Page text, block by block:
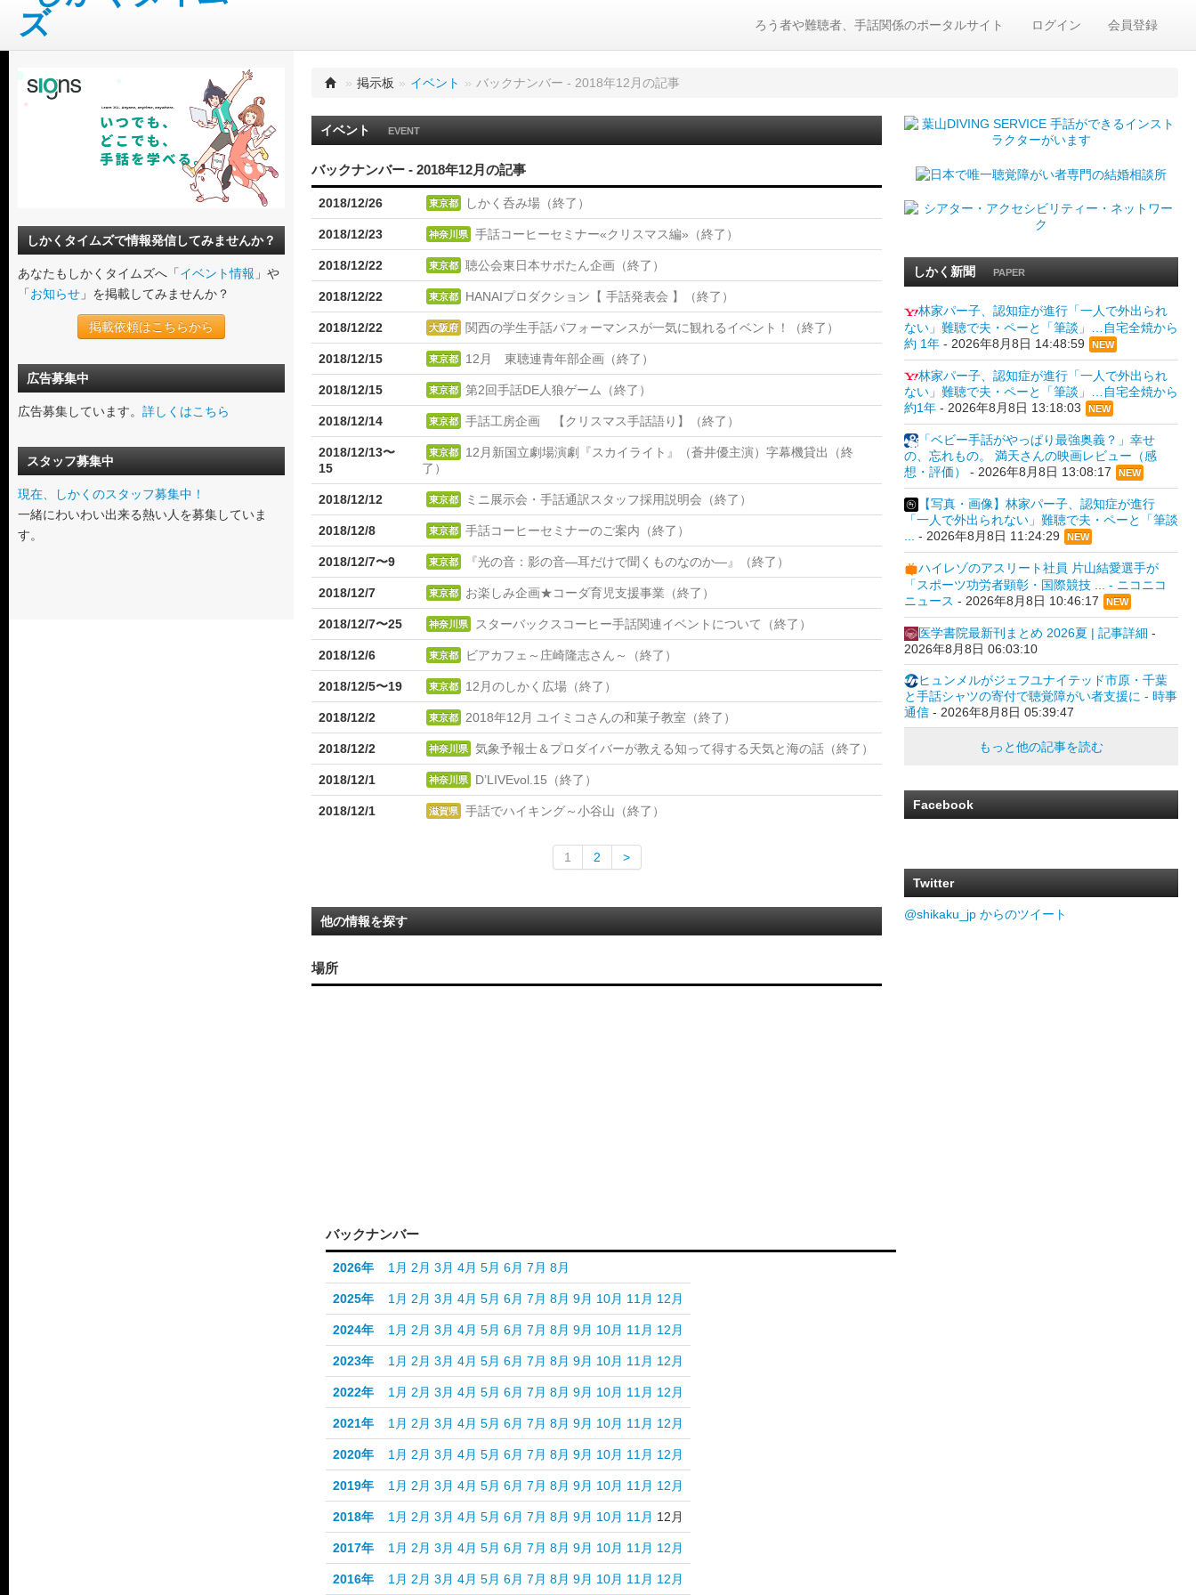
ログイン 会員登録
ろう者や難聴者、手話関係のポータルサイト
しかくタイムズで情報発信してみませんか？
あなたもしかくタイムズへ「イベント情報 」や
「お知らせ 」を掲載してみませんか？
掲載依頼はこちらから
広告募集中
広告募集しています。 詳しくはこちら
スタッフ募集中
現在、しかくのスタッフ募集中！
一緒にわいわい出来る熱い人を募集していま
す。
» 掲示板 » イベント » バックナンバー - 2018年12月の記事
イベント EVENT
バックナンバー - 2018年12月の記事
2018/12/26 東京都 しかく呑み場（終了）
2018/12/23 神奈川県 手話コーヒーセミナー«クリスマス編»（終了）
2018/12/22 東京都 聴公会東日本サポたん企画（終了）
2018/12/22 東京都 HANAIプロダクション【 手話発表会 】（終了）
2018/12/22 大阪府 関西の学生手話パフォーマンスが一気に観れるイベント！（終了）
2018/12/15 東京都 12月 東聴連青年部企画（終了）
2018/12/15 東京都 第2回手話DE人狼ゲーム（終了）
2018/12/14 東京都 手話工房企画 【クリスマス手話語り】（終了）
2018/12/13〜
15
東京都
12月新国立劇場演劇『スカイライト』（蒼井優主演）字幕機貸出（終
了）
2018/12/12 東京都 ミニ展示会・手話通訳スタッフ採用説明会（終了）
2018/12/8 東京都 手話コーヒーセミナーのご案内（終了）
2018/12/7〜9 東京都 『光の音：影の音―耳だけで聞くものなのか―』（終了）
2018/12/7 東京都 お楽しみ企画★コーダ育児支援事業（終了）
2018/12/7〜25 神奈川県 スターバックスコーヒー手話関連イベントについて（終了）
2018/12/6 東京都 ビアカフェ～庄崎隆志さん～（終了）
2018/12/5〜19 東京都 12月のしかく広場（終了）
2018/12/2 東京都 2018年12月 ユイミコさんの和菓子教室（終了）
2018/12/2 神奈川県 気象予報士＆プロダイバーが教える知って得する天気と海の話（終了）
2018/12/1 神奈川県 D’LIVEvol.15（終了）
2018/12/1 滋賀県 手話でハイキング～小谷山（終了）
1 2 >
他の情報を探す
場所
バックナンバー
2026年 1月 2月 3月 4月 5月 6月 7月 8月
2025年 1月 2月 3月 4月 5月 6月 7月 8月 9月 10月 11月 12月
2024年 1月 2月 3月 4月 5月 6月 7月 8月 9月 10月 11月 12月
2023年 1月 2月 3月 4月 5月 6月 7月 8月 9月 10月 11月 12月
2022年 1月 2月 3月 4月 5月 6月 7月 8月 9月 10月 11月 12月
2021年 1月 2月 3月 4月 5月 6月 7月 8月 9月 10月 11月 12月
2020年 1月 2月 3月 4月 5月 6月 7月 8月 9月 10月 11月 12月
2019年 1月 2月 3月 4月 5月 6月 7月 8月 9月 10月 11月 12月
2018年 1月 2月 3月 4月 5月 6月 7月 8月 9月 10月 11月 12月
2017年 1月 2月 3月 4月 5月 6月 7月 8月 9月 10月 11月 12月
2016年 1月 2月 3月 4月 5月 6月 7月 8月 9月 10月 11月 12月
しかく新聞 PAPER
林家パー子、認知症が進行「一人で外出られ
ない」難聴で夫・ペーと「筆談」…自宅全焼から
約 1年- 2026年8月8日 14:48:59 NEW
林家パー子、認知症が進行「一人で外出られ
ない」難聴で夫・ペーと「筆談」…自宅全焼から
約1年- 2026年8月8日 13:18:03 NEW
「ベビー手話がやっぱり最強奥義？」幸せ
の、忘れもの。 満天さんの映画レビュー（感
想・評価）
- 2026年8月8日 13:08:17 NEW
【写真・画像】林家パー子、認知症が進行
「一人で外出られない」難聴で夫・ペーと「筆談
... - 2026年8月8日 11:24:29 NEW
ハイレゾのアスリート社員 片山結愛選手が
「スポーツ功労者顕彰・国際競技 ... - ニコニコ
ニュース - 2026年8月8日 10:46:17 NEW
医学書院最新刊まとめ 2026夏 | 記事詳細 -
2026年8月8日 06:03:10
ヒュンメルがジェフユナイテッド市原・千葉
と手話シャツの寄付で聴覚障がい者支援に - 時事
通信- 2026年8月8日 05:39:47
もっと他の記事を読む
Facebook
Twitter
@shikaku_jp からのツイート